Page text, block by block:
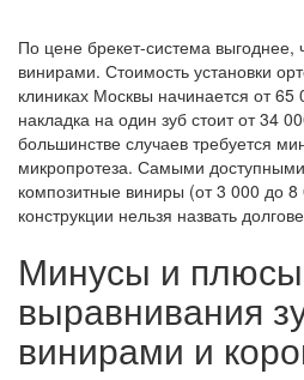
По цене брекет-система выгоднее,
винирами. Стоимость установки
клиниках Москвы начинается от
накладка на один зуб стоит от 34
большинстве случаев требуется
микропротеза. Самыми
композитные виниры (от 3 000 до
конструкции нельзя назвать
Минусы и плюсы
выравнивания
винирами и